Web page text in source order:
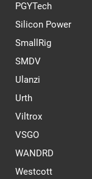
PGYTech
Silicon Power
SmallRig
SMDV
Ulanzi
Urth
Viltrox
VSGO
WANDRD
Westcott